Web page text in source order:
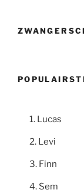
Lucas
Levi
Finn
Sem